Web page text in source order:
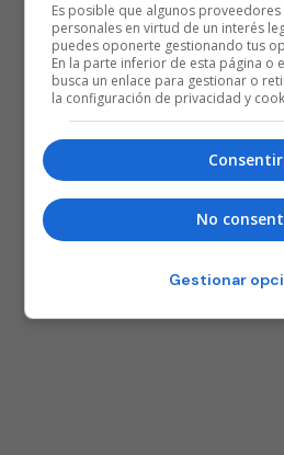
Es posible que algunos
personales en virtud de un interés
puedes oponerte gestionando tus
En la parte inferior de esta página o
busca un enlace para gestionar o
la configuración de privacidad y
Consentir
No
Gestionar